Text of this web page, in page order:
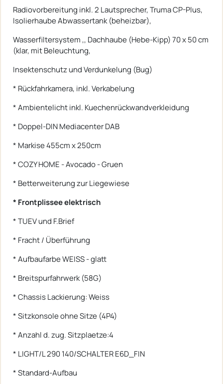
Radiovorbereitung inkl. 2 Lautsprecher, Truma CP-Plus,
Isolierhaube Abwassertank (beheizbar),
Wasserfiltersystem ,, Dachhaube (Hebe-Kipp) 70 x 50 cm
(klar, mit Beleuchtung,
Insektenschutz und Verdunkelung (Bug)
* Rückfahrkamera, inkl. Verkabelung
* Ambientelicht inkl. Kuechenrückwandverkleidung
* Doppel-DIN Mediacenter DAB
* Markise 455cm x 250cm
* COZY HOME - Avocado - Gruen
* Betterweiterung zur Liegewiese
* Frontplissee elektrisch
* TUEV und F.Brief
* Fracht / Überführung
* Aufbaufarbe WEISS - glatt
* Breitspurfahrwerk (58G)
* Chassis Lackierung: Weiss
* Sitzkonsole ohne Sitze (4P4)
* Anzahl d. zug. Sitzplaetze:4
* LIGHT/L 290 140/SCHALTER E6D_FIN
* Standard-Aufbau